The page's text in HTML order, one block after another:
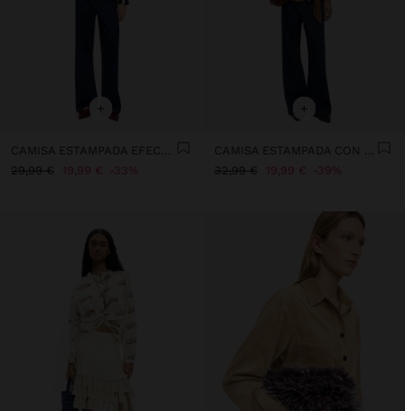
+
29,99 €
19,99 € 33%
+
32,99 €
19,99 € 39%